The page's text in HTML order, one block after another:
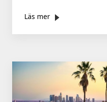
Läs mer